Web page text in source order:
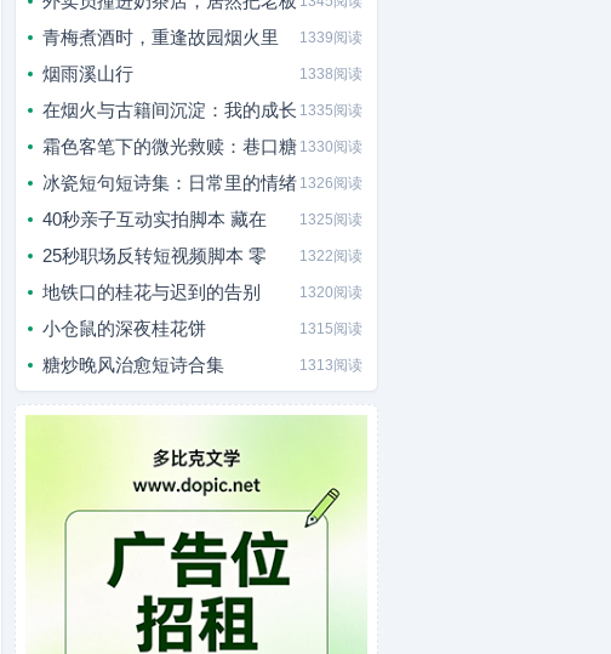
青梅煮酒时，重逢故园烟火里 1339阅读
烟雨溪山行 1338阅读
在烟火与古籍间沉淀：我的成长 1335阅读
霜色客笔下的微光救赎：巷口糖 1330阅读
冰瓷短句短诗集：日常里的情绪 1326阅读
40秒亲子互动实拍脚本 藏在 1325阅读
25秒职场反转短视频脚本 零 1322阅读
地铁口的桂花与迟到的告别 1320阅读
小仓鼠的深夜桂花饼 1315阅读
糖炒晚风治愈短诗合集 1313阅读